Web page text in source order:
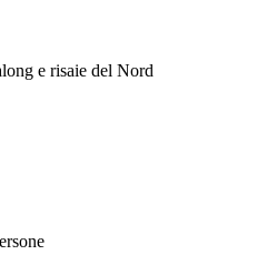
e risaie del Nord